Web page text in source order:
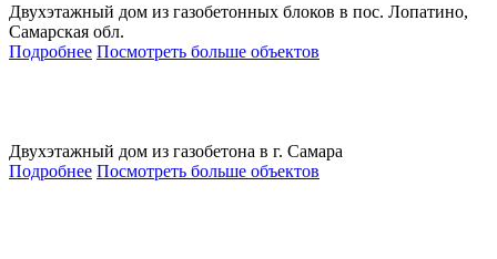
Двухэтажный дом из газобетонных блоков в пос. Лопатино,
Самарская обл.
Подробнее Посмотреть больше объектов
Двухэтажный дом из газобетона в г. Самара
Подробнее Посмотреть больше объектов